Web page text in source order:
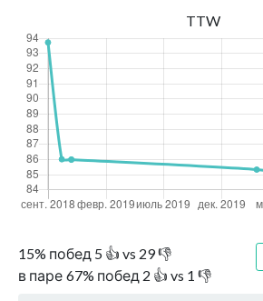
15% побед 5 👍 vs 29👎
в паре 67% побед 2 👍 vs 1 👎
TTW